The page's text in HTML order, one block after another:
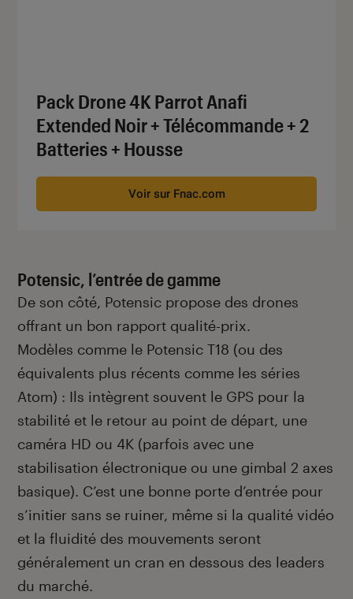
Pack Drone 4K Parrot Anafi
Extended Noir + Télécommande + 2
Batteries + Housse
Voir sur Fnac.com
Potensic, l’entrée de gamme
De son côté, Potensic propose des drones
offrant un bon rapport qualité-prix.
Modèles comme le Potensic T18 (ou des
équivalents plus récents comme les séries
Atom) : Ils intègrent souvent le GPS pour la
stabilité et le retour au point de départ, une
caméra HD ou 4K (parfois avec une
stabilisation électronique ou une gimbal 2 axes
basique). C’est une bonne porte d’entrée pour
s’initier sans se ruiner, même si la qualité vidéo
et la fluidité des mouvements seront
généralement un cran en dessous des leaders
du marché.